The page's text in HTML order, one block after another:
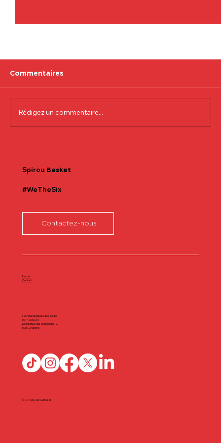
Commentaires
Rédigez un commentaire...
Spirou Basket
#WeTheSix
Contactez-nous
secretariat@spiroubasket.be
071/20.60.40
DÔME | Rue des olympiades 2,
6000 Charleroi
Home
Contact
© 2024 by Spirou Basket